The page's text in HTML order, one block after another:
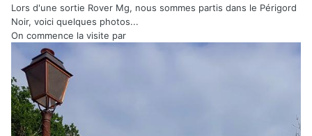
Lors d'une sortie Rover Mg, nous sommes partis dans le Périgord
Noir, voici quelques photos...
On commence la visite par